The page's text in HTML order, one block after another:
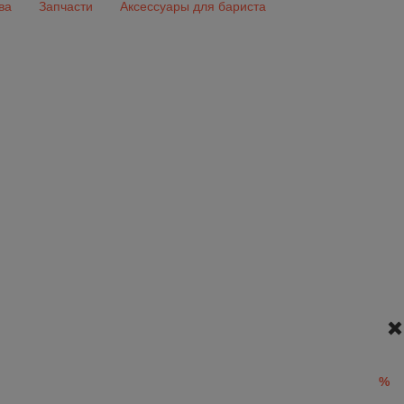
Запчасти Аксессуары для бариста
%